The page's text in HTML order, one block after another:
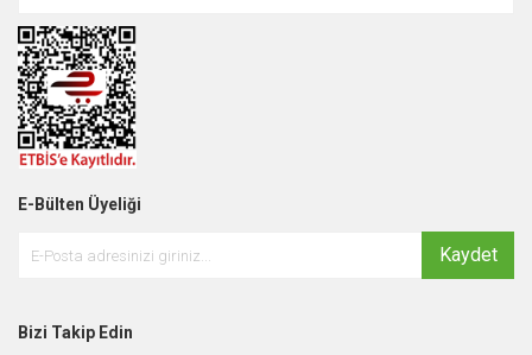
E-Bülten Üyeliği
Kaydet
Bizi Takip Edin